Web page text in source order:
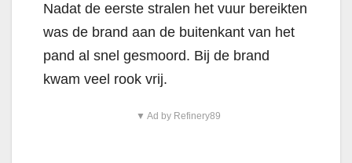
Nadat de eerste stralen het vuur bereikten
was de brand aan de buitenkant van het
pand al snel gesmoord. Bij de brand
kwam veel rook vrij.
▼ Ad by Refinery89